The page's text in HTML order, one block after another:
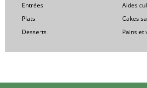
Entrées
Aides
Plats
Cakes
Desserts
Pains et